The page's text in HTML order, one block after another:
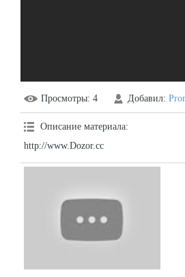
Просмотры: 4 Добавил:
Описание материала:
http://www.Dozor.cc